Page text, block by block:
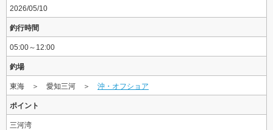
2026/05/10
釣行時間
05:00～12:00
釣場
東海 ＞ 愛知三河 ＞ 沖・オフショア
ポイント
三河湾